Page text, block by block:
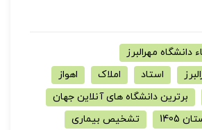
دانشگاه مهرالبرز
استاد املاک
اهواز
برترین دانشگاه های آنلاین جهان
1405
تشخیص بیماری